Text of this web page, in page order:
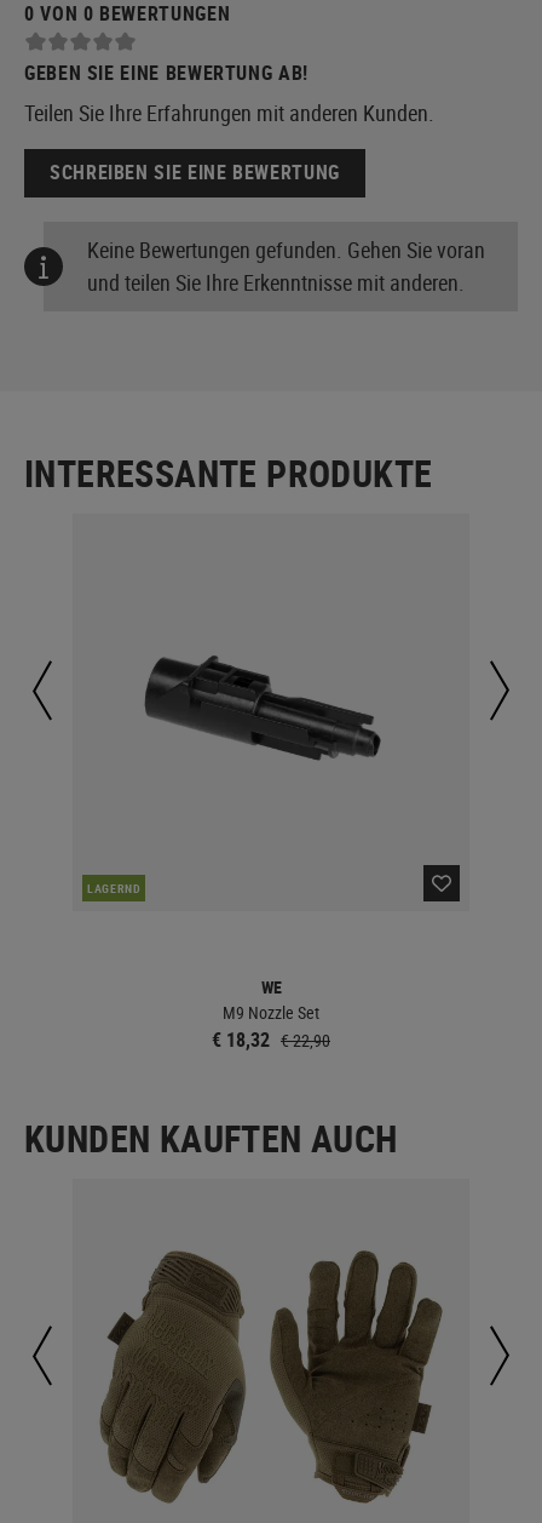
0 VON 0 BEWERTUNGEN
GEBEN SIE EINE BEWERTUNG AB!
Teilen Sie Ihre Erfahrungen mit anderen Kunden.
SCHREIBEN SIE EINE BEWERTUNG
Keine Bewertungen gefunden. Gehen Sie voran
und teilen Sie Ihre Erkenntnisse mit anderen.
INTERESSANTE PRODUKTE
LAGERND
WE
M9 Nozzle Set
€ 18,32 € 22,90
KUNDEN KAUFTEN AUCH